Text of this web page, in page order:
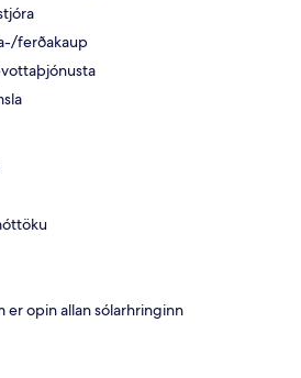
ferðakaup
er opin allan sólarhringinn